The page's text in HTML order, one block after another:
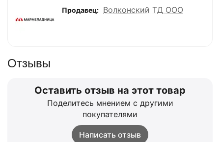
Продавец: Волконский ТД ООО
Отзывы
Оставить отзыв на этот товар
Поделитесь мнением с другими
покупателями
Написать отзыв